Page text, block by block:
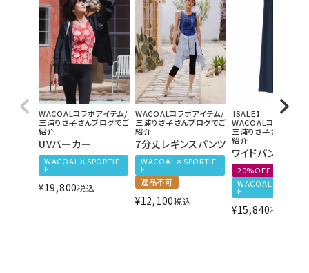
WACOALコラボアイテム/
三浦りさ子さんブログでご
紹介
UVパーカー
WACOAL×SPORTIF
F
¥19,800税込
WACOALコラボアイテム/
三浦りさ子さんブログでご
紹介
7分丈レギンスパンツ
WACOAL×SPORTIF
F
返品不可
¥12,100税込
【SALE】
WACOALコラボアイ
三浦りさ子さんブロ
紹介
ワイドパンツ
20%OFF
F
¥15,840税込